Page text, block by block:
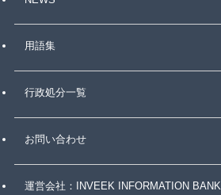
用語集
行政処分一覧
お問い合わせ
運営会社：INVEEK INFORMATION BANK